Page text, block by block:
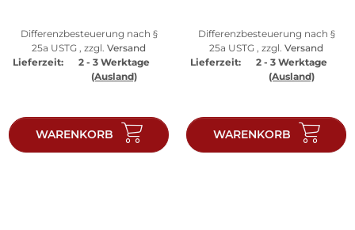
Differenzbesteuerung nach §
25a USTG , zzgl. Versand
Lieferzeit:
2 - 3 Werktage
(Ausland)
WARENKORB
Differenzbesteuerung nach §
25a USTG , zzgl. Versand
Lieferzeit:
2 - 3 Werktage
(Ausland)
WARENKORB